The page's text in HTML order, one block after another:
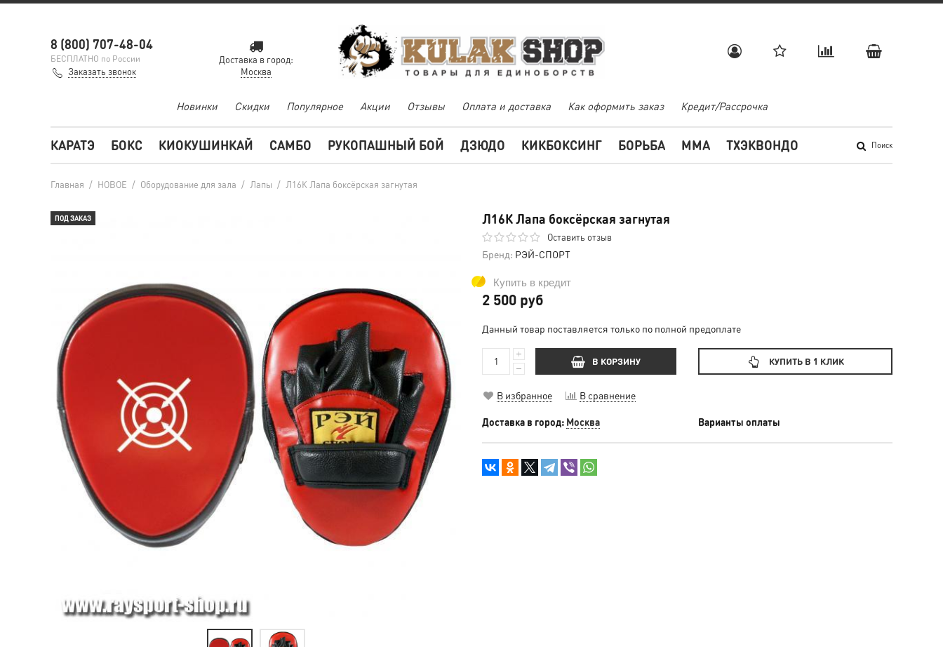
8 (800) 707-48-04
БЕСПЛАТНО по России
Заказать звонок
Доставка в город:
Москва
Новинки Скидки Популярное Акции Отзывы Оплата и доставка Как оформить заказ Кредит/Рассрочка
Поиск
КАРАТЭ БОКС КИОКУШИНКАЙ САМБО РУКОПАШНЫЙ БОЙ ДЗЮДО КИКБОКСИНГ БОРЬБА MMA ТХЭКВОНДО
Главная / НОВОЕ / Оборудование для зала / Лапы / Л16К Лапа боксёрская загнутая
ПОД ЗАКАЗ Л16К Лапа боксёрская загнутая
Оставить отзыв
Бренд: РЭЙ-СПОРТ
Купить в кредит
2 500 руб
Данный товар поставляется только по полной предоплате
В КОРЗИНУ КУПИТЬ В 1 КЛИК
В избранное В сравнение
Доставка в город: Москва Варианты оплаты